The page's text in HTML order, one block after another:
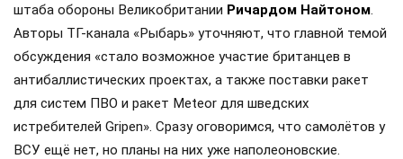
штаба обороны Великобритании Ричардом Найтоном.
Авторы ТГ-канала «Рыбарь» уточняют, что главной темой
обсуждения «стало возможное участие британцев в
антибаллистических проектах, а также поставки ракет
для систем ПВО и ракет Meteor для шведских
истребителей Gripen». Сразу оговоримся, что самолётов у
ВСУ ещё нет, но планы на них уже наполеоновские.